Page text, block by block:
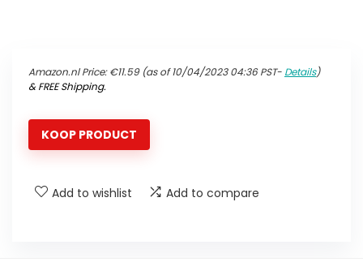
Amazon.nl Price:€11.59(as of 10/04/2023 04:36 PST- Details)
&FREE Shipping.
KOOP PRODUCT
Add to wishlist Add to compare